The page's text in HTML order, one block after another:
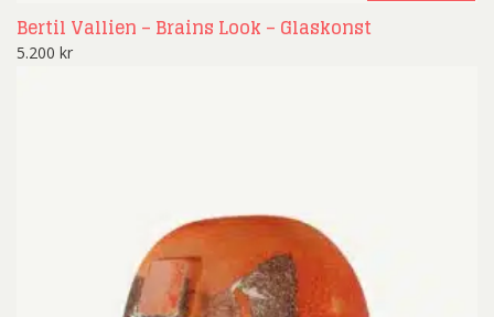
Bertil Vallien – Brains Look – Glaskonst
5.200 kr